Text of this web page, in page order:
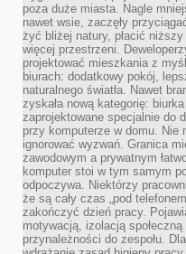
poza duże miasta. Nagle
nawet wsie, zaczęły
żyć bliżej natury, płacić
więcej przestrzeni.
projektować mieszkania z
biurach: dodatkowy pokój,
naturalnego światła. Nawet
zyskała nową kategorię:
zaprojektowane specjalnie do
przy komputerze w domu. Nie
ignorować wyzwań. Granica
zawodowym a prywatnym
komputer stoi w tym samym
odpoczywa. Niektórzy
że są cały czas „pod
zakończyć dzień pracy.
motywacją, izolacją
przynależności do zespołu.